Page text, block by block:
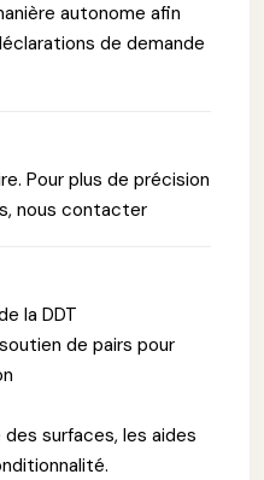
autonome afin
de demande
Pour plus de précision
nous contacter
la DDT
de pairs pour
des surfaces, les aides